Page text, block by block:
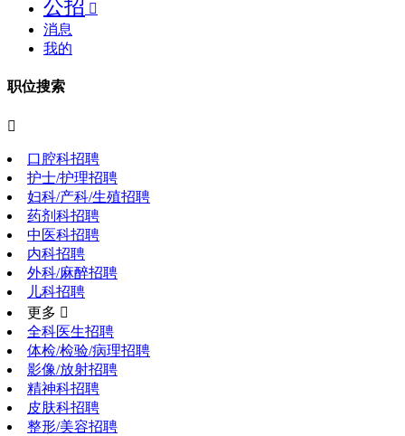
公招 
消息
我的
职位搜索

口腔科招聘
护士/护理招聘
妇科/产科/生殖招聘
药剂科招聘
中医科招聘
内科招聘
外科/麻醉招聘
儿科招聘
更多 
全科医生招聘
体检/检验/病理招聘
影像/放射招聘
精神科招聘
皮肤科招聘
整形/美容招聘